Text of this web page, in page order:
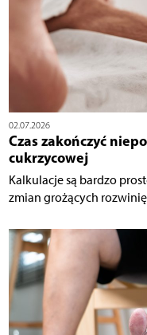
02.07.2026
Czas zakończyć
cukrzycowej
Kalkulacje są bardzo
zmian grożących